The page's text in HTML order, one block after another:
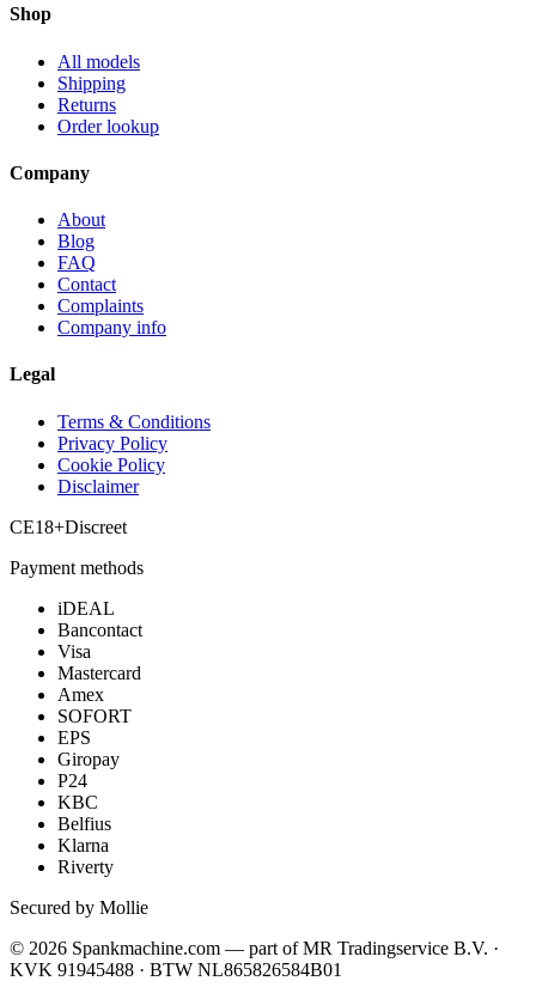
Shop
All models
Shipping
Returns
Order lookup
Company
About
Blog
FAQ
Contact
Complaints
Company info
Legal
Terms & Conditions
Privacy Policy
Cookie Policy
Disclaimer
CE18+Discreet
Payment methods
iDEAL
Bancontact
Visa
Mastercard
Amex
SOFORT
EPS
Giropay
P24
KBC
Belfius
Klarna
Riverty
Secured by Mollie
© 2026 Spankmachine.com — part ofMR Tradingservice B.V. ·
KVK 91945488 · BTW NL865826584B01